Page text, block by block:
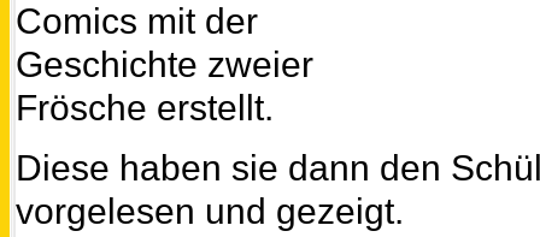
Comics mit der
Geschichte zweier
Frösche erstellt.
Diese haben sie dann den
vorgelesen und gezeigt.